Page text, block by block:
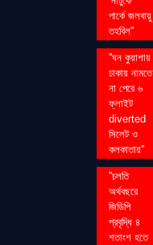
পার্কে জলবায়ু
তহবিল''
''ঘন কুয়াশায়
ঢাকায় নামতে
না পেরে ৬
ফ্লাইট
diverted
সিলেট ও
কলকাতায়''
''চলতি
অর্থবছরে
জিডিপি
প্রবৃদ্ধি ৪
শতাংশ হতে